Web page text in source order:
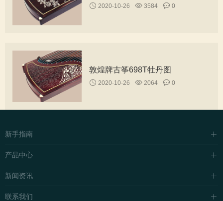
2020-10-26 3584 0
敦煌牌古筝698T牡丹图
2020-10-26 2064 0
新手指南
购买流程
常见问题
产品中心
企业站主题
新闻资讯
行业新闻
联系我们